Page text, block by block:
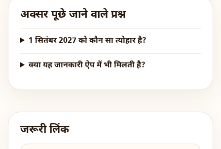
अक्सर पूछे जाने वाले प्रश्न
1 सितंबर 2027 को कौन सा त्योहार है?
क्या यह जानकारी ऐप में भी मिलती है?
जरूरी लिंक